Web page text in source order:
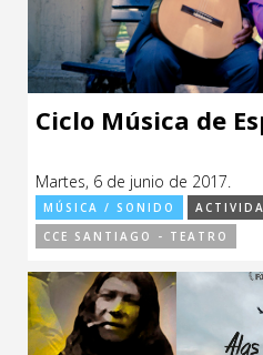
Ciclo Música de
Martes, 6 de junio de 2017.
MÚSICA / SONIDO
CCE SANTIAGO - TEATRO